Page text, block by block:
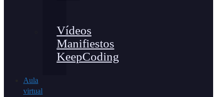
Vídeos
Manifiestos
KeepCoding
Aula
virtual